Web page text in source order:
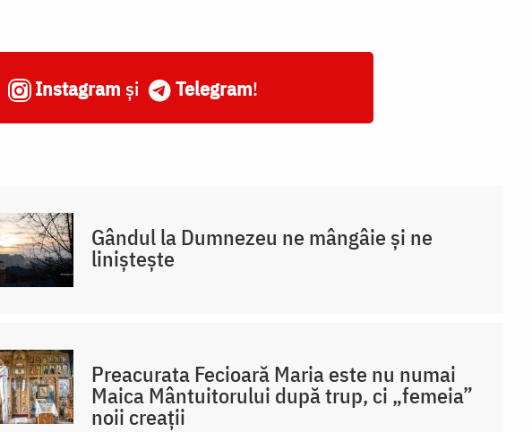
Instagram și Telegram!
Gândul la Dumnezeu ne mângâie și ne
liniștește
Preacurata Fecioară Maria este nu numai
Maica Mântuitorului după trup, ci „femeia”
noii creații